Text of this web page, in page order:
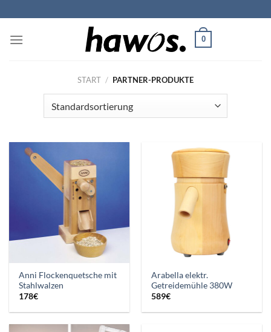
Inhalt
springen
0
START / PARTNER-PRODUKTE
Anni Flockenquetsche mit
Stahlwalzen
178€
Arabella elektr.
Getreidemühle 380W
589€